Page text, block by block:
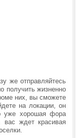
же отправляйтесь
получить жизненно
них, вы сможете
на локации, он
уже хорошая фора
вас ждет красивая